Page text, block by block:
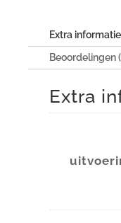
Extra informatie
Beoordelingen
Extra